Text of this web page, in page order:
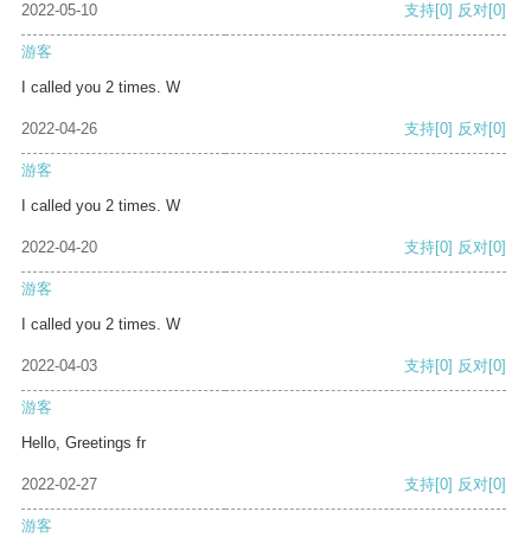
2022-05-10 支持[0] 反对[0]
游客
I called you 2 times. W
2022-04-26 支持[0] 反对[0]
游客
I called you 2 times. W
2022-04-20 支持[0] 反对[0]
游客
I called you 2 times. W
2022-04-03 支持[0] 反对[0]
游客
Hello, Greetings fr
2022-02-27 支持[0] 反对[0]
游客